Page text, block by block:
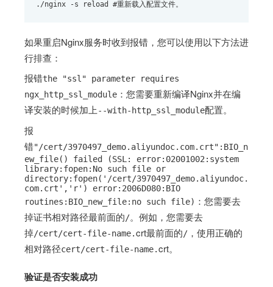
./nginx -s reload #重新载入配置文件。
如果重启Nginx服务时收到报错，您可以使用以下方法进
行排查：
报错the "ssl" parameter requires
ngx_http_ssl_module ：您需要重新编译Nginx并在编
译安装的时候加上 --with-http_ssl_module配置。
报
错"/cert/3970497_demo.aliyundoc.com.crt":BIO_n
ew_file() failed (SSL: error:02001002:system
library:fopen:No such file or
directory:fopen('/cert/3970497_demo.aliyundoc.
com.crt','r') error:2006D080:BIO
routines:BIO_new_file:no such file) ：您需要去
掉证书相对路径最前面的/。例如，您需要去
掉/cert/cert-file-name.crt最前面的/ ，使用正确的
相对路径cert/cert-file-name.crt。
验证是否安装成功